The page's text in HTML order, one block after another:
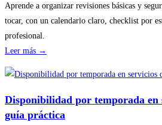
Aprende a organizar revisiones básicas y
tocar, con un calendario claro, checklist por
profesional.
Leer más →
planificar
revisiones
básicas
Disponibilidad por temporada en
guía práctica